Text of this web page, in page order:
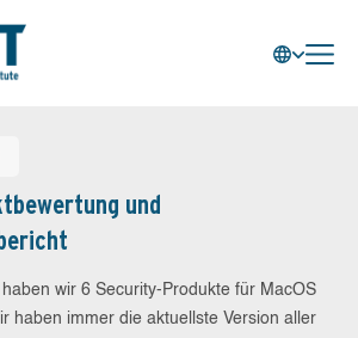
und
wir 6 Security-Produkte für MacOS
haben immer die aktuellste Version aller